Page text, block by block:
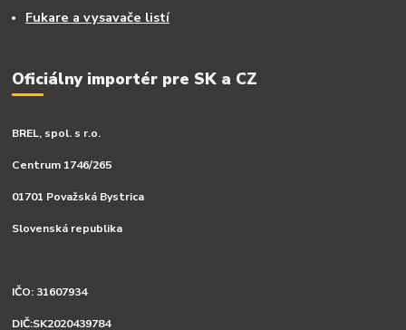
Fukare a vysavače listí
Oficiálny importér pre SK a CZ
BREL, spol. s r.o.
Centrum 1746/265
01701 Považská Bystrica
Slovenská republika
IČO: 31607934
DIČ:SK2020439784